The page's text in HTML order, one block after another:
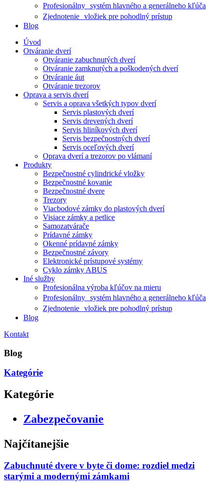
Profesionálny systém hlavného a generálneho kľúča
Zjednotenie vložiek pre pohodlný prístup
Blog
Úvod
Otváranie dverí
Otváranie zabuchnutých dverí
Otváranie zamknutých a poškodených dverí
Otváranie áut
Otváranie trezorov
Oprava a servis dverí
Servis a oprava všetkých typov dverí
Servis plastových dverí
Servis drevených dverí
Servis hliníkových dverí
Servis bezpečnostných dverí
Servis oceľových dverí
Oprava dverí a trezorov po vlámaní
Produkty
Bezpečnostné cylindrické vložky
Bezpečnostné kovanie
Bezpečnostné dvere
Trezory
Viacbodové zámky do plastových dverí
Visiace zámky a petlice
Samozatvárače
Prídavné zámky
Okenné prídavné zámky
Bezpečnostné závory
Elektronické prístupové systémy
Cyklo zámky ABUS
Iné služby
Profesionálna výroba kľúčov na mieru
Profesionálny systém hlavného a generálneho kľúča
Zjednotenie vložiek pre pohodlný prístup
Blog
Kontakt
Blog
Kategórie
Kategórie
Zabezpečovanie
Najčítanejšie
Zabuchnuté dvere v byte či dome: rozdiel medzi
starými a modernými zámkami